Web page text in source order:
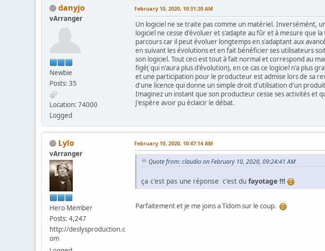
danyjo
vArranger
Newbie
Posts: 35
Location: 74000
Logged
February 10, 2020, 10:31:20 AM
Un logiciel ne se traite pas comme un matériel. Inversémént,
logiciel ne cesse d'évoluer et s'adapte au fûr et à mesure que
parcours car il peut évoluer longtemps en s'adaptant aux
en suivant les évolutions et en fait bénéficier ses utilisateurs
son logiciel. Tout ceci est tout à fait normal et correspond au
figé( qui n'aura plus d'évolution), en ce cas ce logiciel n'a plus
et une participation pour le producteur est admise lors de sa
d'une licence qui donne un simple droit d'utilisation d'un
Imaginez un instant que son producteur cesse ses activités et
J'espère avoir pu éclaicir le débat.
Lylo
vArranger
Hero Member
Posts: 4,247
http://deslysproduction.c
om
February 10, 2020, 10:47:14 AM
Quote from: claudio on February 10, 2020, 09:24:41 AM
ça c'est pas une réponse c'est du fayotage !!!
Parfaitement et je me joins a Tidom sur le coup.